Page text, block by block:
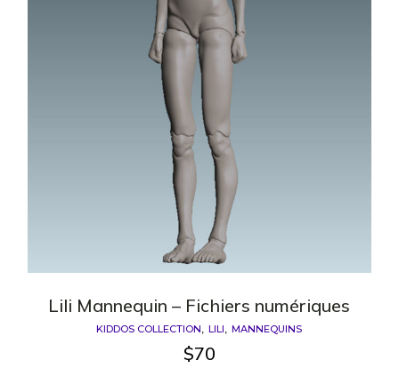
Lili Mannequin – Fichiers numériques
KIDDOS COLLECTION LILI MANNEQUINS
$70